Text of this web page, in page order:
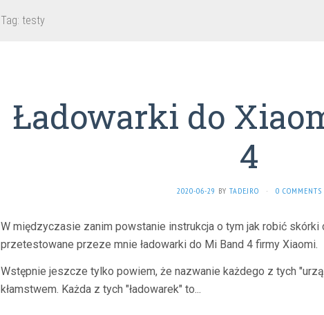
Tag: testy
Ładowarki do
4
2020-06-29 BY TADEJRO · 0 COMMENTS
W międzyczasie zanim powstanie instrukcja o tym jak robić skórki
przetestowane przeze mnie ładowarki do Mi Band 4 firmy Xiaomi.
Wstępnie jeszcze tylko powiem, że nazwanie każdego z tych
kłamstwem. Każda z tych "ładowarek" to...